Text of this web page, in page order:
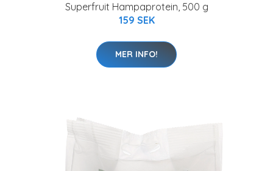
Superfruit Hampaprotein, 500 g
159 SEK
MER INFO!